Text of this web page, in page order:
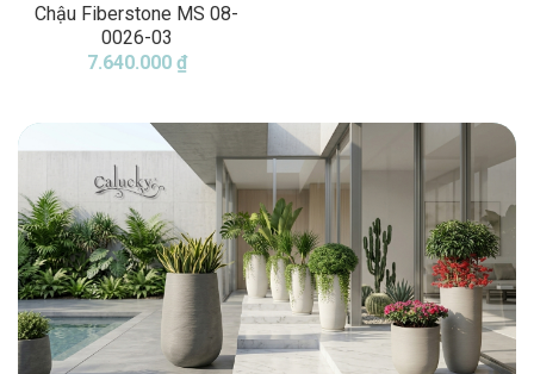
Chậu Fiberstone MS 08-
0026-03
7.640.000 ₫